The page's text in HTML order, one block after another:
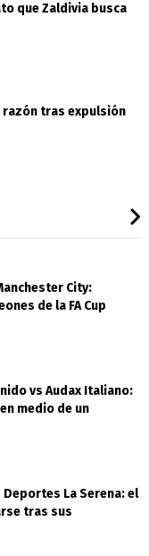
que Zaldivia busca
tras expulsión
City:
de la FA Cup
vs Audax Italiano:
medio de un
La Serena: el
tras sus